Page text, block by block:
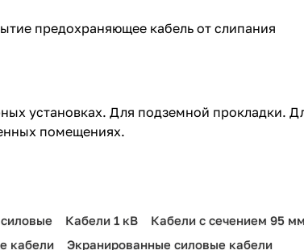
предохраняющее кабель от слипания
установках. Для подземной прокладки.
помещениях.
Кабели 1 кВ
Кабели с сечением 95
кабели
Экранированные силовые кабели